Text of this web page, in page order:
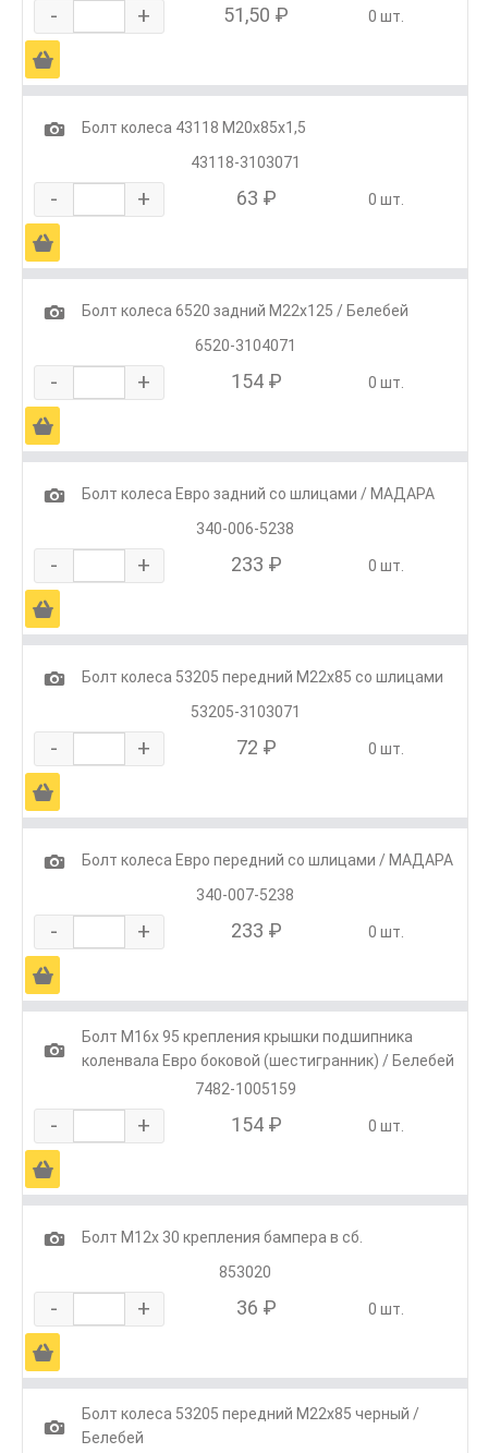
- + 51,50 ₽ 0 шт.
Ä
1
Болт колеса 43118 М20х85х1,5
43118-3103071
- + 63 ₽ 0 шт.
Ä
1
Болт колеса 6520 задний М22х125 / Белебей
6520-3104071
- + 154 ₽ 0 шт.
Ä
1
Болт колеса Евро задний со шлицами / МАДАРА
340-006-5238
- + 233 ₽ 0 шт.
Ä
1
Болт колеса 53205 передний М22х85 со шлицами
53205-3103071
- + 72 ₽ 0 шт.
Ä
1
Болт колеса Евро передний со шлицами / МАДАРА
340-007-5238
- + 233 ₽ 0 шт.
Ä
1
Болт М16х 95 крепления крышки подшипника
коленвала Евро боковой (шестигранник) / Белебей
7482-1005159
- + 154 ₽ 0 шт.
Ä
1
Болт М12х 30 крепления бампера в сб.
853020
- + 36 ₽ 0 шт.
Ä
1
Болт колеса 53205 передний М22х85 черный /
Белебей